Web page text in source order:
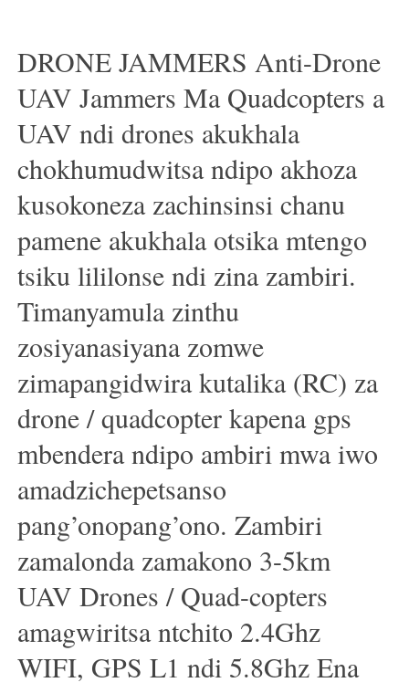
DRONE JAMMERS Anti-Drone
UAV Jammers Ma Quadcopters a
UAV ndi drones akukhala
chokhumudwitsa ndipo akhoza
kusokoneza zachinsinsi chanu
pamene akukhala otsika mtengo
tsiku lililonse ndi zina zambiri.
Timanyamula zinthu
zosiyanasiyana zomwe
zimapangidwira kutalika (RC) za
drone / quadcopter kapena gps
mbendera ndipo ambiri mwa iwo
amadzichepetsanso
pang’onopang’ono. Zambiri
zamalonda zamakono 3-5km
UAV Drones / Quad-copters
amagwiritsa ntchito 2.4Ghz
WIFI, GPS L1 ndi 5.8Ghz Ena